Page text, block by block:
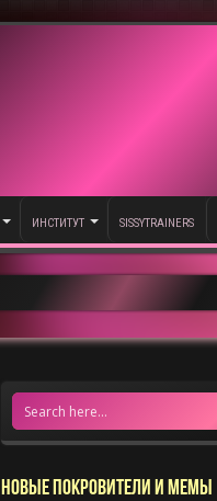
ИНСТИТУТ SISSYTRAINERS
НОВЫЕ ПОКРОВИТЕЛИ И МЕМЫ